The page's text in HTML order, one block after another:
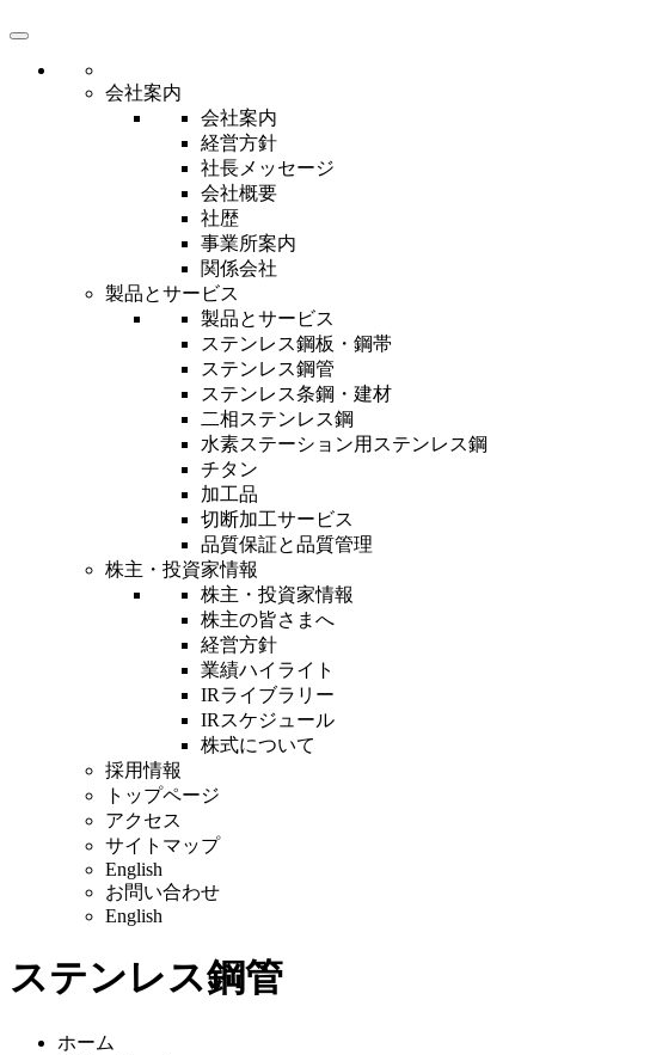
会社案内
会社案内
経営方針
社長メッセージ
会社概要
社歴
事業所案内
関係会社
製品とサービス
製品とサービス
ステンレス鋼板・鋼帯
ステンレス鋼管
ステンレス条鋼・建材
二相ステンレス鋼
水素ステーション用ステンレス鋼
チタン
加工品
切断加工サービス
品質保証と品質管理
株主・投資家情報
株主・投資家情報
株主の皆さまへ
経営方針
業績ハイライト
IRライブラリー
IRスケジュール
株式について
採用情報
トップページ
アクセス
サイトマップ
English
お問い合わせ
English
ステンレス鋼管
ホーム